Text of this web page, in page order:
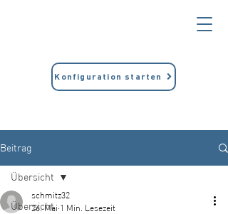
Konfiguration starten
Beitrag
Übersicht
Übersicht
schmitz32
26. Mai 1 Min. Lesezeit